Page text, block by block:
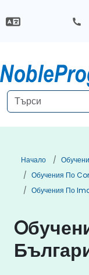
Начало
Обучения По
Обучения По